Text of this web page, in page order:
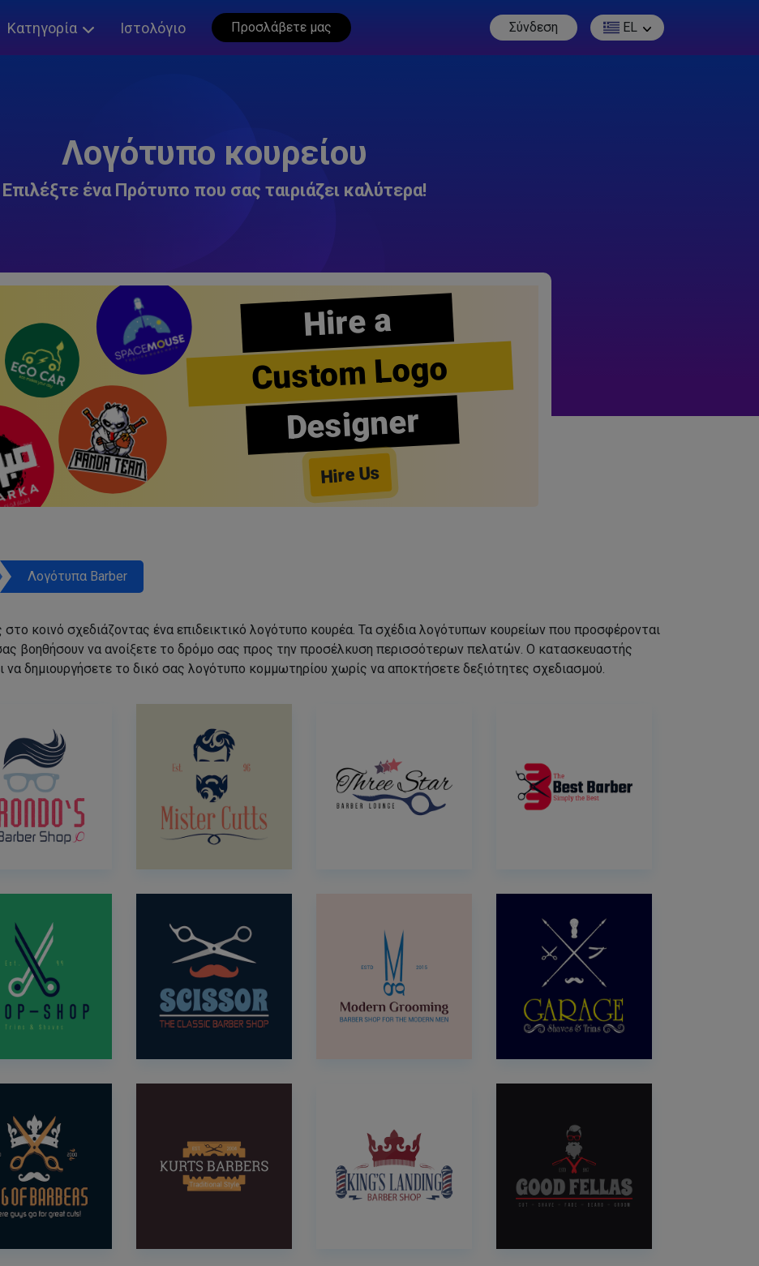
Κατηγορία Ιστολόγιο Προσλάβετε μας Σύνδεση EL
Λογότυπο κουρείου
Επιλέξτε ένα Πρότυπο που σας ταιριάζει καλύτερα!
Hire a
Custom Logo
Designer
Hire Us
Λογότυπα Barber
στο κοινό σχεδιάζοντας ένα επιδεικτικό λογότυπο κουρέα. Τα σχέδια λογότυπων κουρείων που προσφέρονται
βοηθήσουν να ανοίξετε το δρόμο σας προς την προσέλκυση περισσότερων πελατών. Ο κατασκευαστής
δημιουργήσετε το δικό σας λογότυπο κομμωτηρίου χωρίς να αποκτήσετε δεξιότητες σχεδιασμού.